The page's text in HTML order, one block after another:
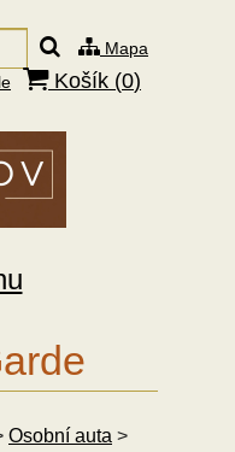
Mapa
Košík (0)
Osobní auta >